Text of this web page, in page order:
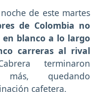
de este martes
de Colombia no
blanco a lo largo
carreras al rival
terminaron
más, quedando
cafetera.